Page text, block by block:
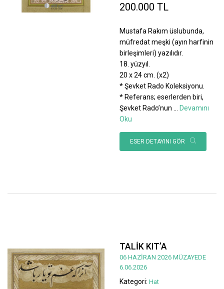
200.000 TL
Mustafa Rakım üslubunda,
müfredat meşki (ayın harfinin
birleşimleri) yazılıdır.
18. yüzyıl.
20 x 24 cm. (x2)
* Şevket Rado Koleksiyonu.
* Referans; eserlerden biri,
Şevket Rado’nun
Devamını
Oku
ESER DETAYINI GÖR
TALİK KIT’A
06 HAZİRAN 2026 MÜZAYEDE
6.06.2026
Kategori: Hat